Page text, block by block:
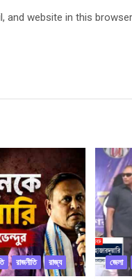
and website in this
রাজনীতি রাজ্য জেলা